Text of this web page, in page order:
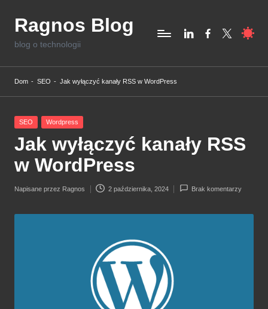
Ragnos Blog
blog o technologii
linkedin,com
facebook.com
twitter.com
Dom - SEO - Jak wyłączyć kanały RSS w WordPress
Posted
SEO Wordpress
Jak wyłączyć kanały RSS
w WordPress
Posted
Napisane przez Ragnos 2 października, 2024 Brak komentarzy